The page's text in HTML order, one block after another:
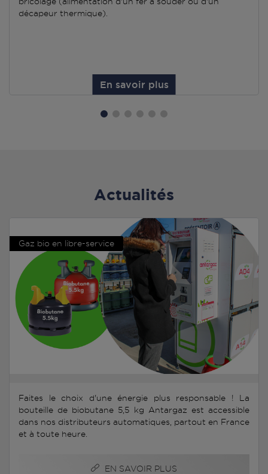
décapeur thermique).
En savoir plus
Actualités
Gaz bio en libre-service
Faites le choix d'une énergie plus responsable ! La
bouteille de biobutane 5,5 kg Antargaz est accessible
dans nos distributeurs automatiques, partout en France
et à toute heure.
EN SAVOIR PLUS